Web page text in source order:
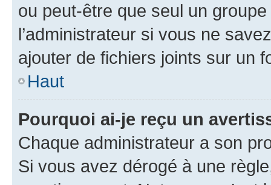
ou peut-être que seul un
l’administrateur si vous ne
ajouter de fichiers joints sur un
Haut
Pourquoi ai-je reçu un
Chaque administrateur a son
Si vous avez dérogé à une